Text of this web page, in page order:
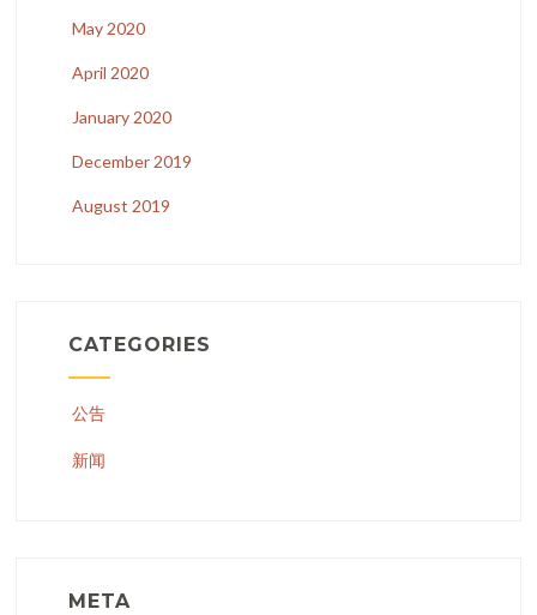
May 2020
April 2020
January 2020
December 2019
August 2019
CATEGORIES
公告
新闻
META